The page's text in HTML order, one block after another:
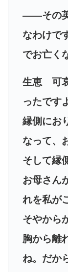
――その英
なわけで
でお亡く
生恵 可
ったです
縁側にお
なって、
そして縁
お母さん
れを私が
そやから
胸から離
ね。だか